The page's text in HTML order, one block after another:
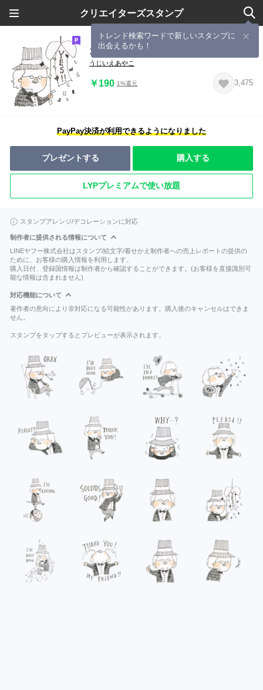
クリエイターズスタンプ
トレンド検索ワードで新しいスタンプに
出会えるかも！
カマンベールおじさん
うじいえあやこ
￥190 1%還元 3,475
PayPay決済が利用できるようになりました
プレゼントする 購入する
LYPプレミアムで使い放題
スタンプアレンジ/デコレーションに対応
制作者に提供される情報について
LINEヤフー株式会社はスタンプ/絵文字/着せかえ制作者への売上レポートの提供の
ために、お客様の購入情報を利用します。
購入日付、登録国情報は制作者から確認することができます。(お客様を直接識別可
能な情報は含まれません)
対応機能について
著作者の意向により非対応になる可能性があります。購入後のキャンセルはできま
せん。
スタンプをタップするとプレビューが表示されます。